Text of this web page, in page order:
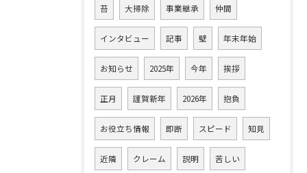
苔 大掃除 事業継承 仲間
インタビュー 記事 壁 年末年始
お知らせ 2025年 今年 挨拶
正月 謹賀新年 2026年 抱負
お役立ち情報 即断 スピード 知見
近隣 クレーム 説明 苦しい